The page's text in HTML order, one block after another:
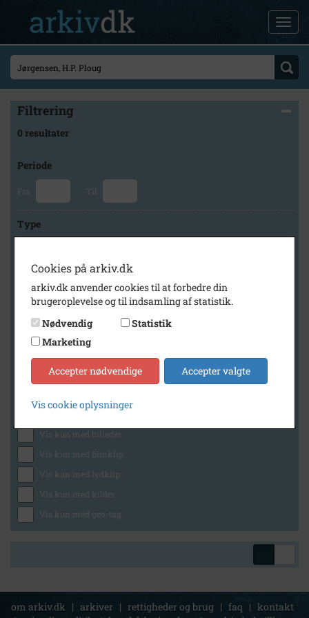
Filtrering
0 resultater
Periode
Fra Til
Type
Arkiv
Herlev Kommunes Lokalarkiv
Generelt
Vis kun med billeder
Vis kun med filmklip
Vis kun med lydklip
Vis kun med kilder
Vis kun med geo-tag
om arkiv.dk | arkiver | rettigheder og brug | faq | kontakt
Cookies på arkiv.dk
arkiv.dk anvender cookies til at forbedre din
brugeroplevelse og til indsamling af statistik.
Nødvendig
Statistik
Marketing
Accepter nødvendige Accepter valgte
Vis cookie oplysninger